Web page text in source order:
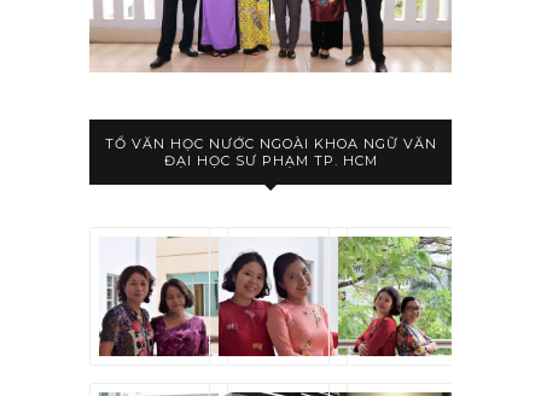
TỔ VĂN HỌC NƯỚC NGOÀI KHOA NGỮ VĂN
ĐẠI HỌC SƯ PHẠM TP. HCM